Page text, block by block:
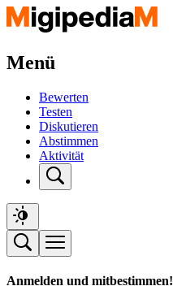
Menü
Bewerten
Testen
Diskutieren
Abstimmen
Aktivität
Anmelden und mitbestimmen!